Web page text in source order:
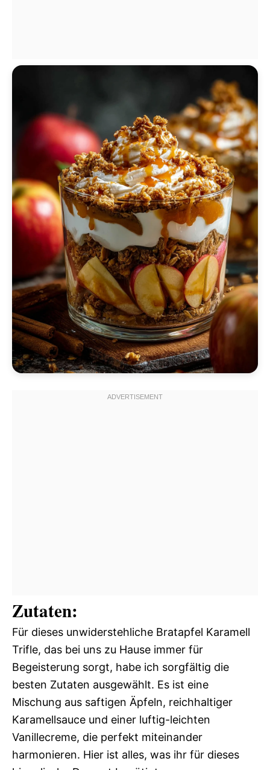
Zutaten:
Für dieses unwiderstehliche Bratapfel Karamell
Trifle, das bei uns zu Hause immer für
Begeisterung sorgt, habe ich sorgfältig die
besten Zutaten ausgewählt. Es ist eine
Mischung aus saftigen Äpfeln, reichhaltiger
Karamellsauce und einer luftig-leichten
Vanillecreme, die perfekt miteinander
harmonieren. Hier ist alles, was ihr für dieses